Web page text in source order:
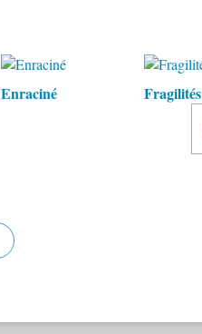
Enraciné Fragilités